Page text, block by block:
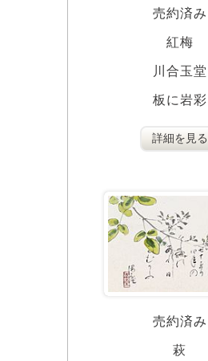
売約済み
紅梅
川合玉堂
板に岩彩
詳細を見る
売約済み
萩